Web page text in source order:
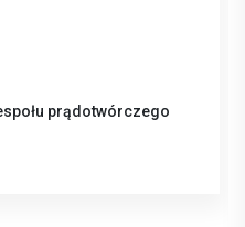
prądotwórczego